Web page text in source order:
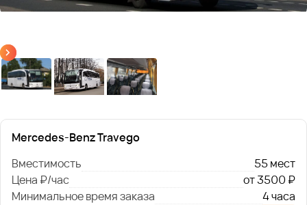
Mercedes-Benz Travego
Вместимость
55 мест
Цена ₽/час
от 3500 ₽
Минимальное время заказа
4 часа